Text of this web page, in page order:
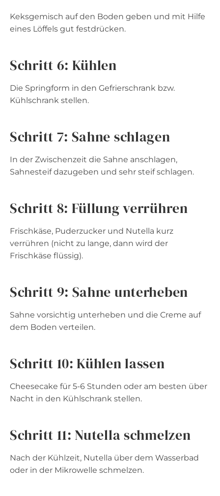
Keksgemisch auf den Boden geben und mit Hilfe
eines Löffels gut festdrücken.
Schritt 6: Kühlen
Die Springform in den Gefrierschrank bzw.
Kühlschrank stellen.
Schritt 7: Sahne schlagen
In der Zwischenzeit die Sahne anschlagen,
Sahnesteif dazugeben und sehr steif schlagen.
Schritt 8: Füllung verrühren
Frischkäse, Puderzucker und Nutella kurz
verrühren (nicht zu lange, dann wird der
Frischkäse flüssig).
Schritt 9: Sahne unterheben
Sahne vorsichtig unterheben und die Creme auf
dem Boden verteilen.
Schritt 10: Kühlen lassen
Cheesecake für 5-6 Stunden oder am besten über
Nacht in den Kühlschrank stellen.
Schritt 11: Nutella schmelzen
Nach der Kühlzeit, Nutella über dem Wasserbad
oder in der Mikrowelle schmelzen.